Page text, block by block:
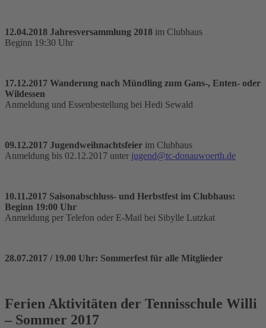
12.04.2018 Jahresversammlung 2018 im Clubhaus
Beginn 19:30 Uhr
17.12.2017 Wanderung nach Mündling zum Gans-, Enten- oder
Wildessen
Anmeldung und Essenbestellung bei Hedi Sewald
09.12.2017 Jugendweihnachtsfeier im Clubhaus
Anmeldung bis 02.12.2017 unter jugend@tc-donauwoerth.de
10.11.2017 Saisonabschluss- und Herbstfest im Clubhaus:
Beginn 19:00 Uhr
Anmeldung per Telefon oder E-Mail bei Sibylle Lutzkat
28.07.2017 / 19.00 Uhr: Sommerfest für alle Mitglieder
Ferien Aktivitäten der Tennisschule Willi
– Sommer 2017